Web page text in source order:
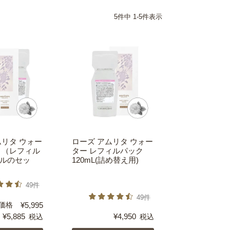
5件中 1-5件表示
タ ウォー
レフィル
のセッ
49件
格 ¥5,995
¥5,885 税込
ローズ アムリタ ウォー
ター レフィルパック
120mL(詰め替え用)
49件
¥4,950 税込